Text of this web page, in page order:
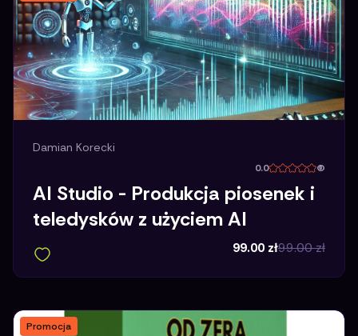
Damian Korecki
0.0 (
AI Studio - Produkcja piosenek i
teledysków z użyciem AI
99.00 zł99.00zł
Promocja